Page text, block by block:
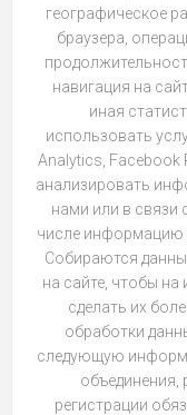
географическое
браузера,
навигация на
иная
использовать
Analytics, Facebook
анализировать
нами или в связи
числе информацию
Собираются
на сайте, чтобы на
сделать их
обработки
следующую
объединения,
регистрации